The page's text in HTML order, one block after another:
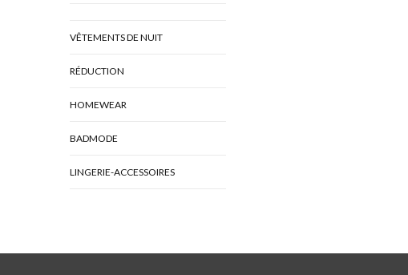
VÊTEMENTS DE NUIT
RÉDUCTION
HOMEWEAR
BADMODE
LINGERIE-ACCESSOIRES